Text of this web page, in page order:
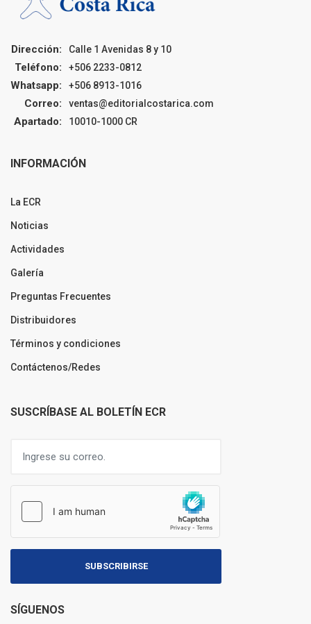
Dirección: Calle 1 Avenidas 8 y 10
Teléfono: +506 2233-0812
Whatsapp: +506 8913-1016
Correo: ventas@editorialcostarica.com
Apartado: 10010-1000 CR
INFORMACIÓN
La ECR
Noticias
Actividades
Galería
Preguntas Frecuentes
Distribuidores
Términos y condiciones
Contáctenos/Redes
SUSCRÍBASE AL BOLETÍN ECR
SUBSCRIBIRSE
SÍGUENOS